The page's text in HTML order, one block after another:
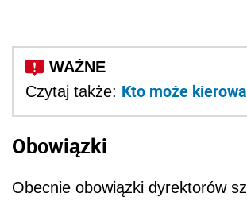
Czytaj także: Kto może
Obowiązki
Obecnie obowiązki dyrektorów